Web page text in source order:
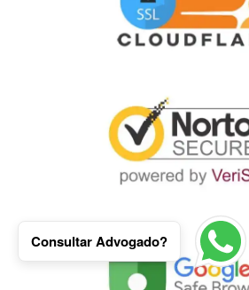
Consultar Advogado?